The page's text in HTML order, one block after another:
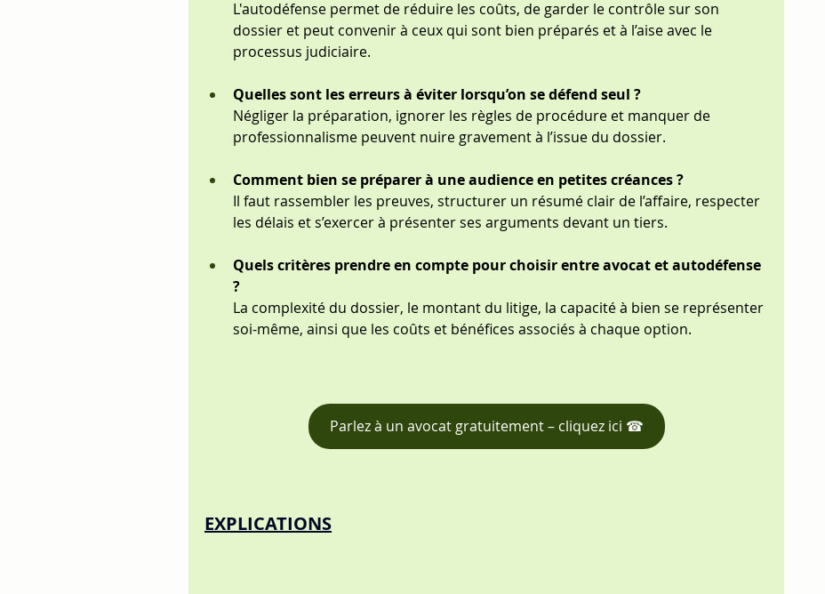
L'autodéfense permet de réduire les coûts, de garder le contrôle sur son
dossier et peut convenir à ceux qui sont bien préparés et à l’aise avec le
processus judiciaire.
Quelles sont les erreurs à éviter lorsqu’on se défend seul ?
Négliger la préparation, ignorer les règles de procédure et manquer de
professionnalisme peuvent nuire gravement à l’issue du dossier.
Comment bien se préparer à une audience en petites créances ?
Il faut rassembler les preuves, structurer un résumé clair de l’affaire, respecter
les délais et s’exercer à présenter ses arguments devant un tiers.
Quels critères prendre en compte pour choisir entre avocat et autodéfense
?
La complexité du dossier, le montant du litige, la capacité à bien se représenter
soi-même, ainsi que les coûts et bénéfices associés à chaque option.
Parlez à un avocat gratuitement – cliquez ici ☎
EXPLICATIONS